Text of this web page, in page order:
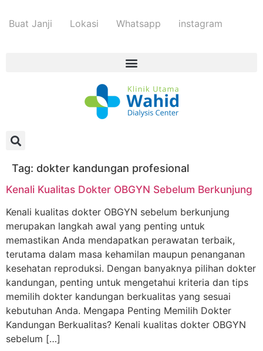
Buat Janji Lokasi Whatsapp instagram
Tag: dokter kandungan profesional
Kenali Kualitas Dokter OBGYN Sebelum Berkunjung
Kenali kualitas dokter OBGYN sebelum berkunjung
merupakan langkah awal yang penting untuk
memastikan Anda mendapatkan perawatan terbaik,
terutama dalam masa kehamilan maupun penanganan
kesehatan reproduksi. Dengan banyaknya pilihan dokter
kandungan, penting untuk mengetahui kriteria dan tips
memilih dokter kandungan berkualitas yang sesuai
kebutuhan Anda. Mengapa Penting Memilih Dokter
Kandungan Berkualitas? Kenali kualitas dokter OBGYN
sebelum […]